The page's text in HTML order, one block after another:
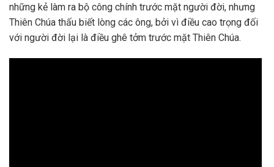
những kẻ làm ra bộ công chính trước mặt người đời, nhưng
Thiên Chúa thấu biết lòng các ông, bởi vì điều cao trọng đối
với người đời lại là điều ghê tởm trước mặt Thiên Chúa.